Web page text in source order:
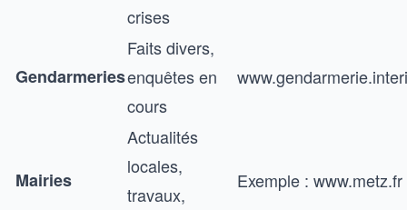
crises
Gendarmeries
Faits divers,
enquêtes en
cours
Mairies
Actualités
locales,
travaux,
Exemple : www.metz.fr